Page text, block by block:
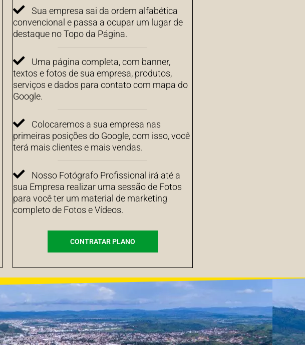
Sua empresa sai da ordem alfabética
convencional e passa a ocupar um lugar de
destaque no Topo da Página.
Uma página completa, com banner,
textos e fotos de sua empresa, produtos,
serviços e dados para contato com mapa do
Google.
Colocaremos a sua empresa nas
primeiras posições do Google, com isso, você
terá mais clientes e mais vendas.
Nosso Fotógrafo Profissional irá até a
sua Empresa realizar uma sessão de Fotos
para você ter um material de marketing
completo de Fotos e Vídeos.
CONTRATAR PLANO